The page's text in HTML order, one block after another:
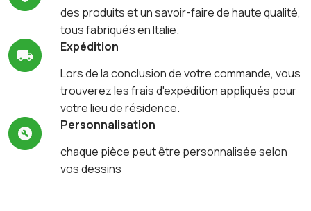
des produits et un savoir-faire de haute qualité,
tous fabriqués en Italie.
Expédition
Lors de la conclusion de votre commande, vous
trouverez les frais d'expédition appliqués pour
votre lieu de résidence.
Personnalisation
chaque pièce peut être personnalisée selon
vos dessins